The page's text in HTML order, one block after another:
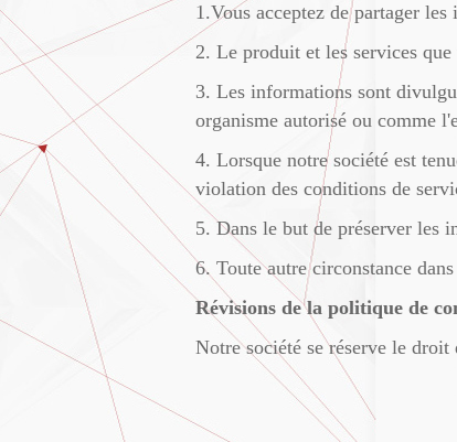
1.Vous acceptez de partager
2. Le produit et les services
3. Les informations sont
organisme autorisé ou comme
4. Lorsque notre société est
violation des conditions de
5. Dans le but de préserver les
6. Toute autre circonstance
Révisions de la politique de
Notre société se réserve le